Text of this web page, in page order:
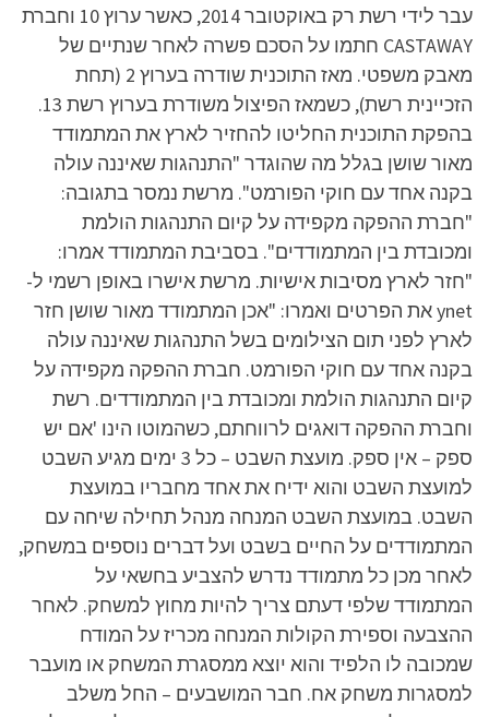
עבר לידי רשת רק באוקטובר 2014, כאשר ערוץ 10 וחברת
CASTAWAY חתמו על הסכם פשרה לאחר שנתיים של
מאבק משפטי. מאז התוכנית שודרה בערוץ 2 (תחת
הזכיינית רשת), כשמאז הפיצול משודרת בערוץ רשת 13.
בהפקת התוכנית החליטו להחזיר לארץ את המתמודד
מאור שושן בגלל מה שהוגדר "התנהגות שאיננה עולה
בקנה אחד עם חוקי הפורמט". מרשת נמסר בתגובה:
"חברת ההפקה מקפידה על קיום התנהגות הולמת
ומכובדת בין המתמודדים". בסביבת המתמודד אמרו:
"חזר לארץ מסיבות אישיות. מרשת אישרו באופן רשמי ל-
ynet את הפרטים ואמרו: "אכן המתמודד מאור שושן חזר
לארץ לפני תום הצילומים בשל התנהגות שאיננה עולה
בקנה אחד עם חוקי הפורמט. חברת ההפקה מקפידה על
קיום התנהגות הולמת ומכובדת בין המתמודדים. רשת
וחברת ההפקה דואגים לרווחתם, כשהמוטו הינו 'אם יש
ספק – אין ספק. מועצת השבט – כל 3 ימים מגיע השבט
למועצת השבט והוא ידיח את אחד מחבריו במועצת
השבט. במועצת השבט המנחה מנהל תחילה שיחה עם
המתמודדים על החיים בשבט ועל דברים נוספים במשחק,
לאחר מכן כל מתמודד נדרש להצביע בחשאי על
המתמודד שלפי דעתם צריך להיות מחוץ למשחק. לאחר
ההצבעה וספירת הקולות המנחה מכריז על המודח
שמכובה לו הלפיד והוא יוצא ממסגרת המשחק או מועבר
למסגרות משחק אח. חבר המושבעים – החל משלב